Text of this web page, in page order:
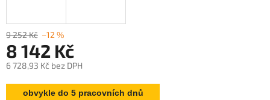
9 252 Kč –12 %
8 142 Kč
6 728,93 Kč bez DPH
Měrná
cena:obvykle do 5 pracovních dnů